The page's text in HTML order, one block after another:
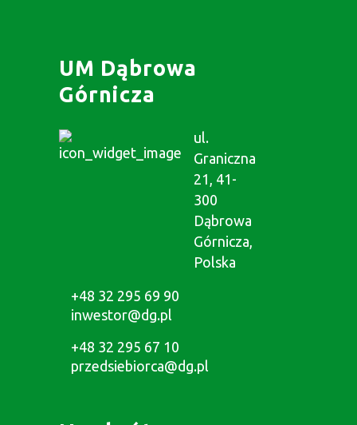
UM Dąbrowa
Górnicza
ul.
Graniczna
21, 41-
300
Dąbrowa
Górnicza,
Polska
+48 32 295 69 90
inwestor@dg.pl
+48 32 295 67 10
przedsiebiorca@dg.pl